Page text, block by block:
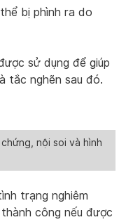
bị phình ra do
sử dụng để giúp
tắc nghẽn sau đó.
nội soi và hình
trạng nghiêm
công nếu được